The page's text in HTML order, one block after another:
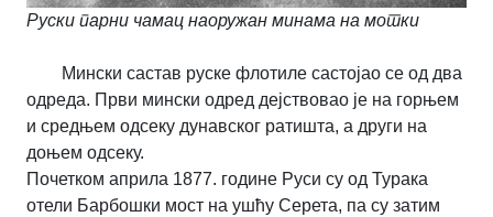
Руски парни чамац наоружан минама на мотки
Мински састав руске флотиле састојао се од два
одреда. Први мински одред дејствовао је на горњем
и средњем одсеку дунавског ратишта, а други на
доњем одсеку.
Почетком априла 1877. године Руси су од Турака
отели Барбошки мост на ушћу Серета, па су затим